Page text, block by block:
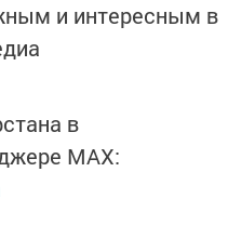
и интересным в
в
MАХ: